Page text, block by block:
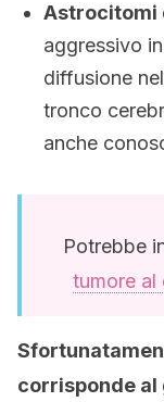
Astrocitomi
aggressivo
diffusione
tronco
anche
Potrebbe
tumore al
corrisponde al